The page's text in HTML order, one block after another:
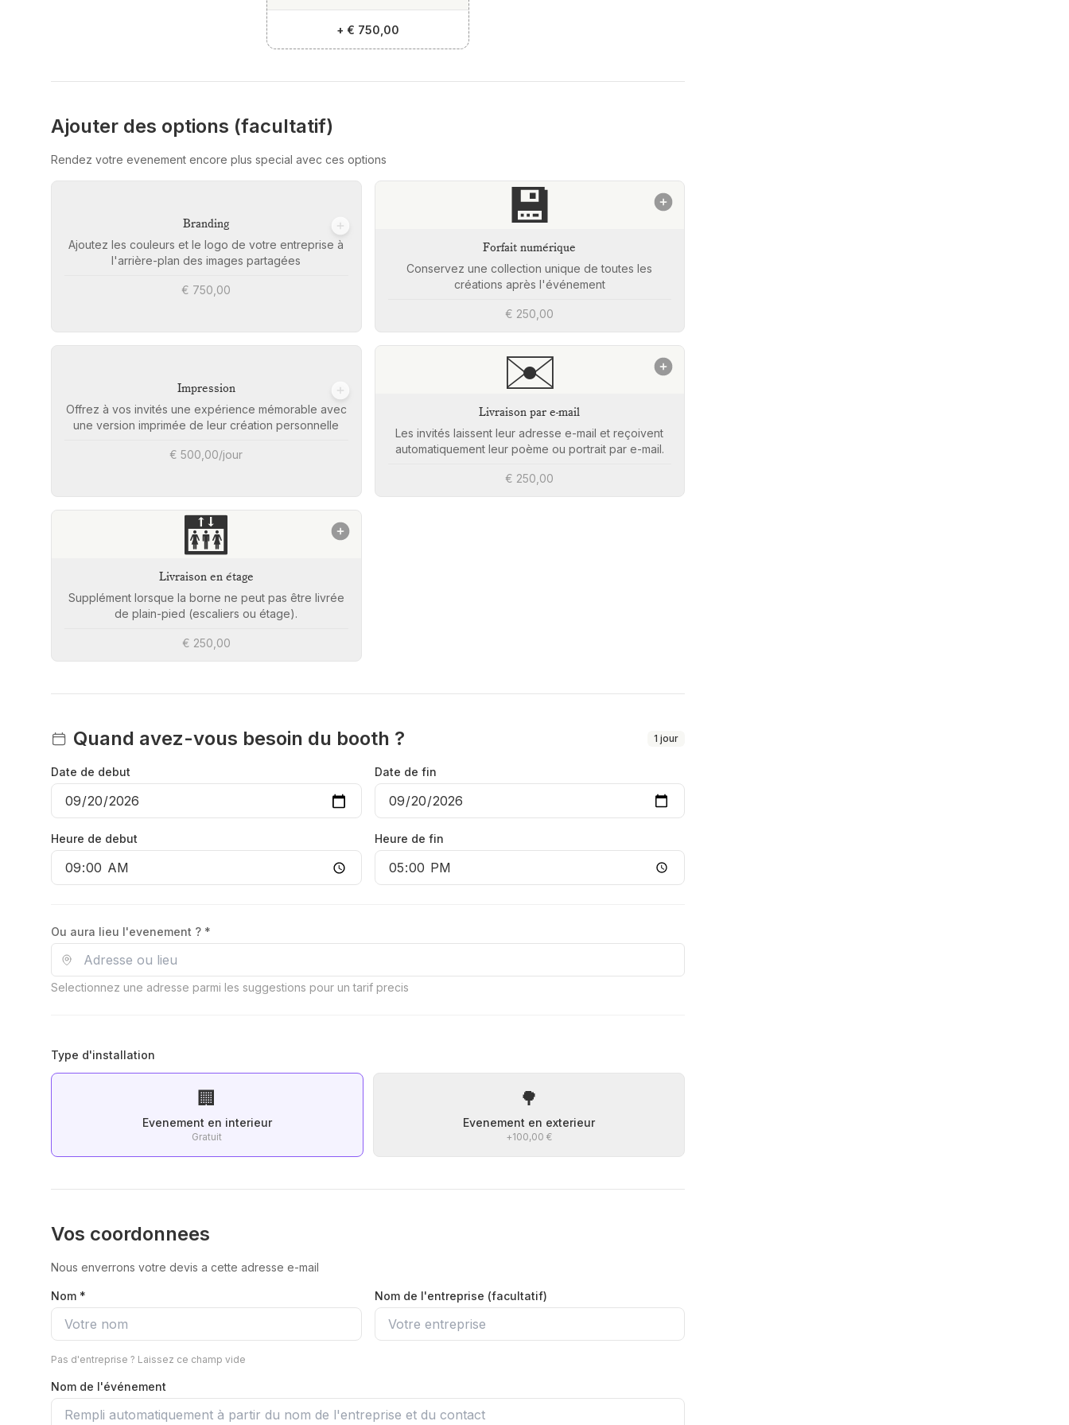
+ € 750,00
Ajouter des options (facultatif)
Rendez votre evenement encore plus special avec ces options
Branding
Ajoutez les couleurs et le logo de votre entreprise à
l'arrière-plan des images partagées
€ 750,00
💾
Forfait numérique
Conservez une collection unique de toutes les
créations après l'événement
€ 250,00
Impression
Offrez à vos invités une expérience mémorable avec
une version imprimée de leur création personnelle
€ 500,00/jour
✉️
Livraison par e-mail
Les invités laissent leur adresse e-mail et reçoivent
automatiquement leur poème ou portrait par e-mail.
€ 250,00
🛗
Livraison en étage
Supplément lorsque la borne ne peut pas être livrée
de plain-pied (escaliers ou étage).
€ 250,00
Quand avez-vous besoin du booth ? 1 jour
Date de debut Date de fin
Heure de debut Heure de fin
Ou aura lieu l'evenement ? *
Selectionnez une adresse parmi les suggestions pour un tarif precis
Type d'installation
🏢
Evenement en interieur
Gratuit
🌳
Evenement en exterieur
+100,00 €
Vos coordonnees
Nous enverrons votre devis a cette adresse e-mail
Nom * Nom de l'entreprise (facultatif)
Pas d'entreprise ? Laissez ce champ vide
Nom de l'événement